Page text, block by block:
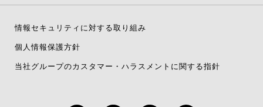
情報セキュリティに対する取り組み
個人情報保護方針
当社グループのカスタマー・ハラスメントに関する指針